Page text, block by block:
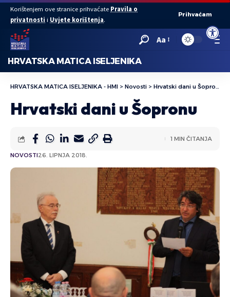
Open
Korištenjem ove stranice prihvaćate Pravila o
privatnosti i Uvjete korištenja.
Prihvaćam
Aa
HRVATSKA MATICA ISELJENIKA
HRVATSKA MATICA ISELJENIKA - HMI > Novosti > Hrvatski dani u Šopronu
Hrvatski dani u Šopronu
NOVOSTI26. LIPNJA 2018.
1 MIN ČITANJA